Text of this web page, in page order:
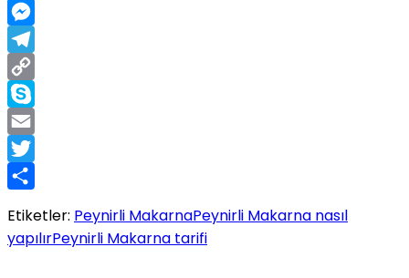
WhatsApp
Messenger
Telegram
Copy
Link
Skype
Email
Twitter
Etiketler: Peynirli MakarnaPeynirli Makarna nasıl
yapılırPeynirli Makarna tarifi